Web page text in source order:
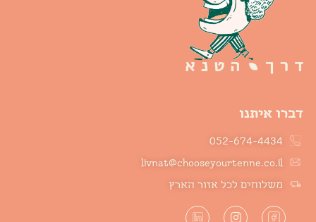
דברו איתנו
052-674-4434
livnat@chooseyourtenne.co.il
משלוחים לכל אזור הארץ